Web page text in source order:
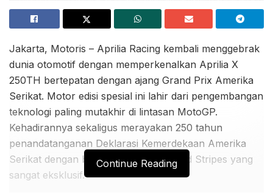
Jakarta, Motoris – Aprilia Racing kembali menggebrak
dunia otomotif dengan memperkenalkan Aprilia X
250TH bertepatan dengan ajang Grand Prix Amerika
Serikat. Motor edisi spesial ini lahir dari pengembangan
teknologi paling mutakhir di lintasan MotoGP.
Kehadirannya sekaligus merayakan 250 tahun
penandatanganan Deklarasi Kemerdekaan Amerika
Serikat dengan balutan livery Stars and Stripes yang
sangat eksklusif.
Continue Reading